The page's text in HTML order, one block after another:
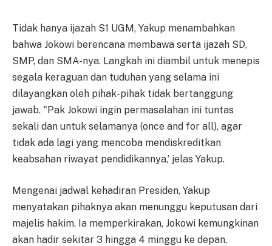
Tidak hanya ijazah S1 UGM, Yakup menambahkan
bahwa Jokowi berencana membawa serta ijazah SD,
SMP, dan SMA-nya. Langkah ini diambil untuk menepis
segala keraguan dan tuduhan yang selama ini
dilayangkan oleh pihak-pihak tidak bertanggung
jawab. "Pak Jokowi ingin permasalahan ini tuntas
sekali dan untuk selamanya (once and for all), agar
tidak ada lagi yang mencoba mendiskreditkan
keabsahan riwayat pendidikannya,’ jelas Yakup.
Mengenai jadwal kehadiran Presiden, Yakup
menyatakan pihaknya akan menunggu keputusan dari
majelis hakim. Ia memperkirakan, Jokowi kemungkinan
akan hadir sekitar 3 hingga 4 minggu ke depan,